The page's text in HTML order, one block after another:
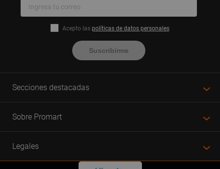
Hervidores eléctricos
Cafeteras
Parrillas eléctricas y grills
Exprimidores de naranja
Moledoras de carne
Molinillos de café
Procesador de alimentos
Máquinas de pop corn
Sartenes eléctricos
Acepto las políticas de datos personales
Suscribirme
Secciones destacadas
Sobre Promart
Legales